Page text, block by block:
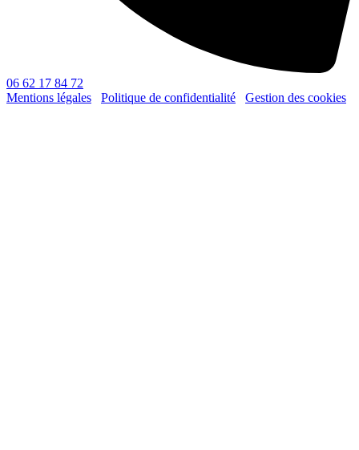
06 62 17 84 72
Mentions légales
Politique de confidentialité Gestion des cookies